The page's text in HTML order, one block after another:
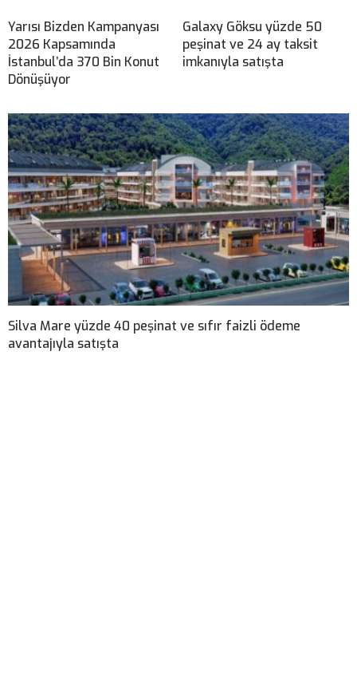
Yarısı Bizden Kampanyası
2026 Kapsamında
İstanbul’da 370 Bin Konut
Dönüşüyor
Galaxy Göksu yüzde 50
peşinat ve 24 ay taksit
imkanıyla satışta
Silva Mare yüzde 40 peşinat ve sıfır faizli ödeme
avantajıyla satışta